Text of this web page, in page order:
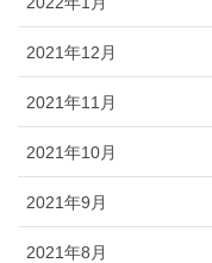
2021年12月
2021年11月
2021年10月
2021年9月
2021年8月